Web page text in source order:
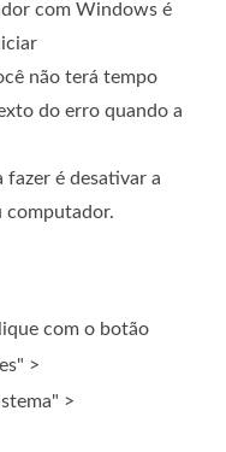
com Windows é
não terá tempo
do erro quando a
fazer é desativar a
computador.
com o botão
>
>